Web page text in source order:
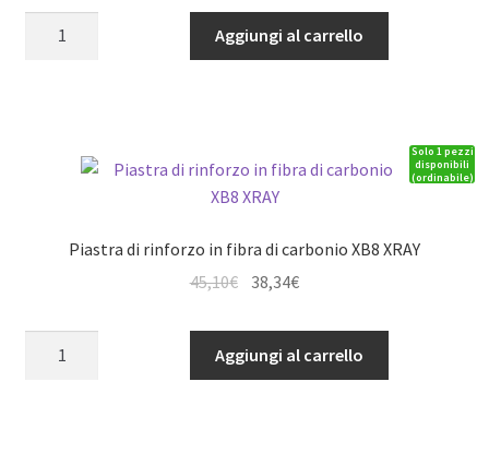
originale
era:
attuale
è:
Aggiungi al carrello
Solo 1 pezzi
disponibili
(ordinabile)
Piastra di rinforzo in fibra di carbonio XB8 XRAY
45,10€
originale
era:
38,34€Il
attuale
è:
Aggiungi al carrello